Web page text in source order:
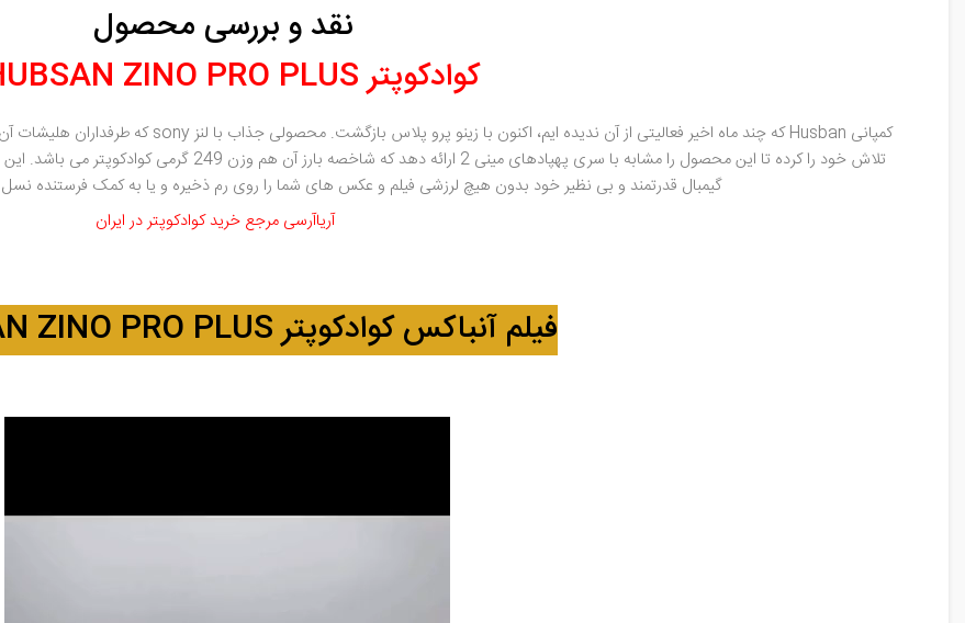
نقد و بررسی محصول
کوادکوپتر HUBSAN ZINO PRO PLUS؛
گیمبال قدرتمند و بی نظیر خود بدون هیچ لرزشی فیلم و عکس های شما را روی رم ذخیره و یا به کمک فرستنده نسل
آریاآرسی مرجع خرید کوادکوپتر در ایران
فیلم آنباکس کوادکوپتر HUBSAN ZINO PRO PLUS